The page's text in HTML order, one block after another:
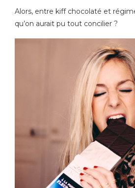
Alors, entre kiff chocolaté et
qu’on aurait pu tout concilier ?